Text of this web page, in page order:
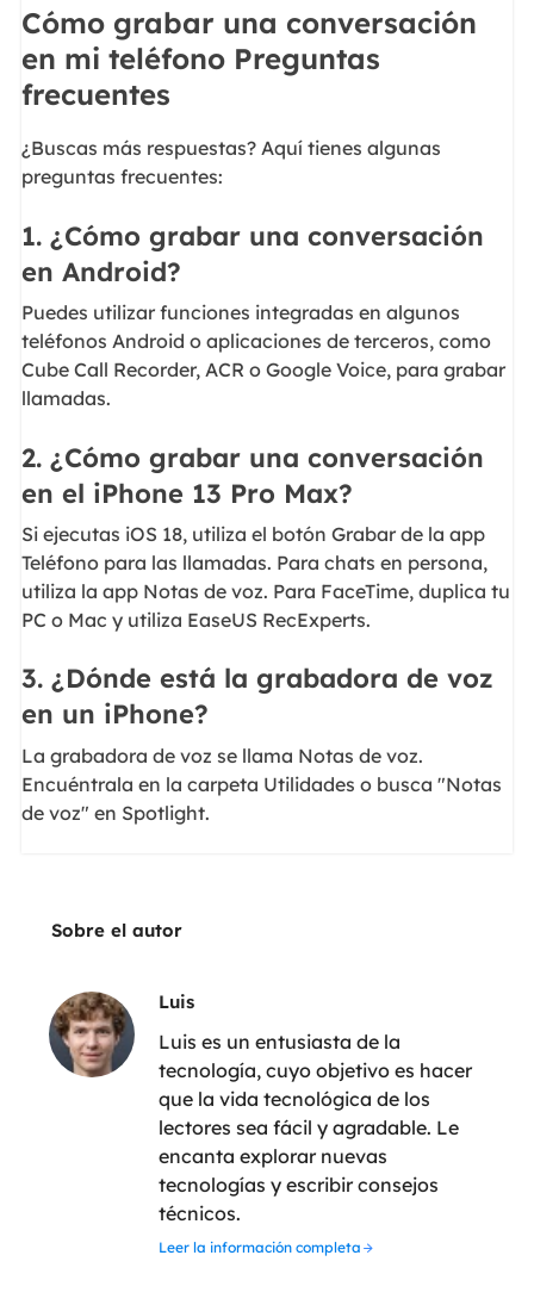
Cómo grabar una conversación
en mi teléfono Preguntas
frecuentes
¿Buscas más respuestas? Aquí tienes algunas
preguntas frecuentes:
1. ¿Cómo grabar una conversación
en Android?
Puedes utilizar funciones integradas en algunos
teléfonos Android o aplicaciones de terceros, como
Cube Call Recorder, ACR o Google Voice, para grabar
llamadas.
2. ¿Cómo grabar una conversación
en el iPhone 13 Pro Max?
Si ejecutas iOS 18, utiliza el botón Grabar de la app
Teléfono para las llamadas. Para chats en persona,
utiliza la app Notas de voz. Para FaceTime, duplica tu
PC o Mac y utiliza EaseUS RecExperts.
3. ¿Dónde está la grabadora de voz
en un iPhone?
La grabadora de voz se llama Notas de voz.
Encuéntrala en la carpeta Utilidades o busca "Notas
de voz" en Spotlight.
Sobre el autor
Luis
Luis es un entusiasta de la
tecnología, cuyo objetivo es hacer
que la vida tecnológica de los
lectores sea fácil y agradable. Le
encanta explorar nuevas
tecnologías y escribir consejos
técnicos.
Leer la información completa